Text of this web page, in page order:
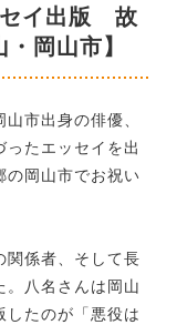
セイ出版 故
岡山市】
市出身の俳優、
ったエッセイを出
の岡山市でお祝い
関係者、そして長
。八名さんは岡山
したのが「悪役は